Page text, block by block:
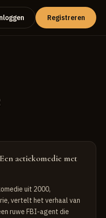
Registreren
actiekomedie met
uit 2000,
vertelt het verhaal van
ruwe FBI-agent die